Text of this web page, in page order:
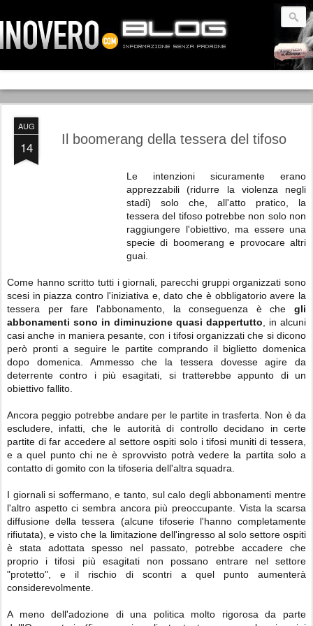
AUG
14 Il boomerang della tessera del tifoso
Le intenzioni sicuramente erano
apprezzabili (ridurre la violenza negli
stadi) solo che, all'atto pratico, la
tessera del tifoso potrebbe non solo non
raggiungere l'obiettivo, ma essere una
specie di boomerang e provocare altri
guai.
Come hanno scritto tutti i giornali, parecchi gruppi organizzati sono
scesi in piazza contro l'iniziativa e, dato che è obbligatorio avere la
tessera per fare l'abbonamento, la conseguenza è che gli
abbonamenti sono in diminuzione quasi dappertutto , in alcuni
casi anche in maniera pesante, con i tifosi organizzati che si dicono
però pronti a seguire le partite comprando il biglietto domenica
dopo domenica. Ammesso che la tessera dovesse agire da
deterrente contro i più esagitati, si tratterebbe appunto di un
obiettivo fallito.
Ancora peggio potrebbe andare per le partite in trasferta. Non è da
escludere, infatti, che le autorità di controllo decidano in certe
partite di far accedere al settore ospiti solo i tifosi muniti di tessera,
e a quel punto chi ne è sprovvisto potrà vedere la partita solo a
contatto di gomito con la tifoseria dell'altra squadra.
I giornali si soffermano, e tanto, sul calo degli abbonamenti mentre
l'altro aspetto ci sembra ancora più preoccupante. Vista la scarsa
diffusione della tessera (alcune tifoserie l'hanno completamente
rifiutata), e visto che la limitazione dell'ingresso al solo settore ospiti
è stata adottata spesso nel passato, potrebbe accadere che
proprio i tifosi più esagitati non possano entrare nel settore
"protetto", e il rischio di scontri a quel punto aumenterà
considerevolmente.
A meno dell'adozione di una politica molto rigorosa da parte